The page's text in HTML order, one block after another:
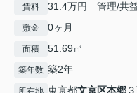
賃料 31.4万円 管理/共
敷金 0ヶ月
面積 51.69㎡
築年数 築2年
東京都文京区本郷